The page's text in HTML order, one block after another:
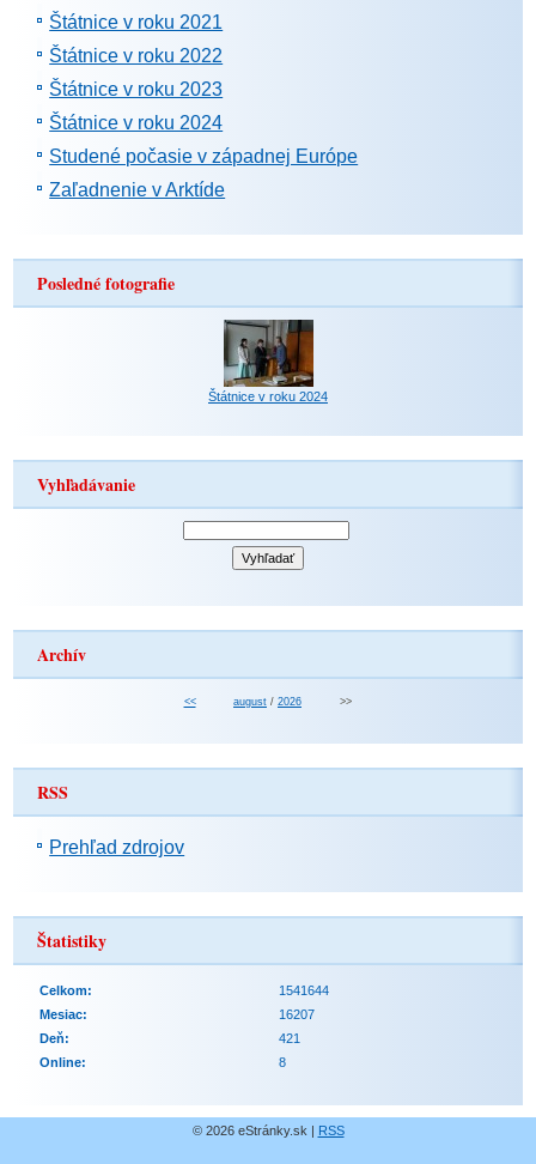
Štátnice v roku 2021
Štátnice v roku 2022
Štátnice v roku 2023
Štátnice v roku 2024
Studené počasie v západnej Európe
Zaľadnenie v Arktíde
Posledné fotografie
Štátnice v roku 2024
Vyhľadávanie
Archív
<< august / 2026 >>
RSS
Prehľad zdrojov
Štatistiky
Online: 8
Celkom:
1541644
Mesiac:
16207
Deň:
421
© 2026 eStránky.sk | RSS